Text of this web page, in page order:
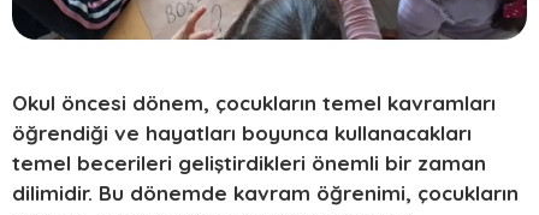
Okul öncesi dönem, çocukların temel kavramları
öğrendiği ve hayatları boyunca kullanacakları
temel becerileri geliştirdikleri önemli bir zaman
dilimidir. Bu dönemde kavram öğrenimi, çocukların